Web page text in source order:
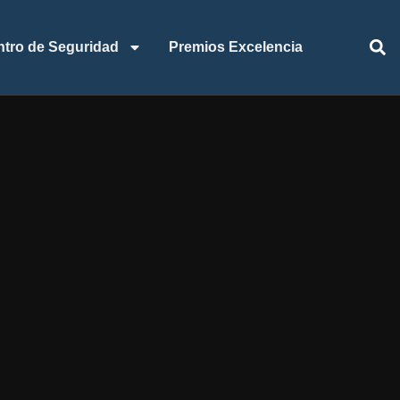
de Seguridad Premios Excelencia